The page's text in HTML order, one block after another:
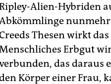
Alien-Hybriden
nunmehr
Thesen wirkt das
Erbgut
das daraus
Körper einer Frau,